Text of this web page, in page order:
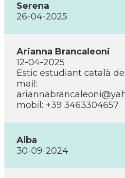
Serena
26-04-2025
Arianna Brancaleoni
12-04-2025
Estic estudiant català
mail:
mobil: +39 3463304657
Alba
30-09-2024